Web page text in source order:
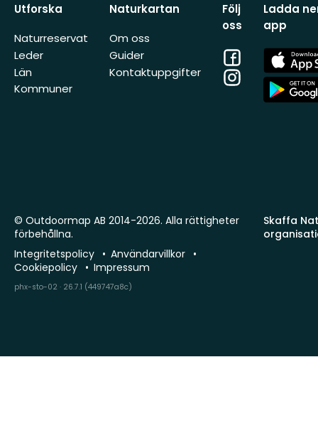
Utforska
Naturreservat
Leder
Län
Kommuner
Naturkartan
Om oss
Guider
Kontaktuppgifter
Följ
oss
Facebook
Instagram
Ladda
app
App
Store
App
Store
Skaffa
© Outdoormap AB 2014-2026. Alla rättigheter
förbehållna.
Integritetspolicy
Användarvillkor
Cookiepolicy
Impressum
phx-sto-02 · 26.7.1 (449747a8c)